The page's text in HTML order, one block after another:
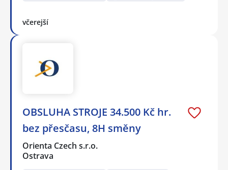
včerejší
OBSLUHA STROJE 34.500 Kč hr.
bez přesčasu, 8H směny
Orienta Czech s.r.o.
Ostrava